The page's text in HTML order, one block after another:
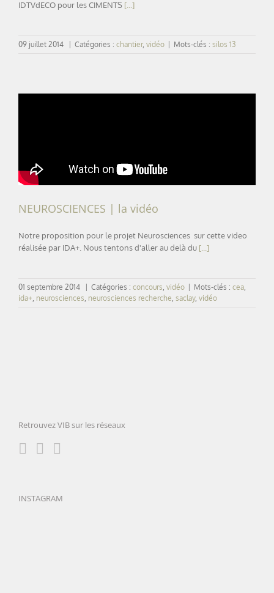
IDTVdECO pour les CIMENTS [...]
09 juillet 2014 Catégories : chantier, vidéo Mots-clés : silos 13
NEUROSCIENCES | la vidéo
Notre proposition pour le projet Neurosciences sur cette video
réalisée par IDA+. Nous tentons d'aller au delà du [...]
01 septembre 2014 | Catégories : concours vidéo | Mots-clés : cea
ida+ neurosciences neurosciences recherche saclay, vidéo
Retrouvez VIB sur les réseaux
INSTAGRAM